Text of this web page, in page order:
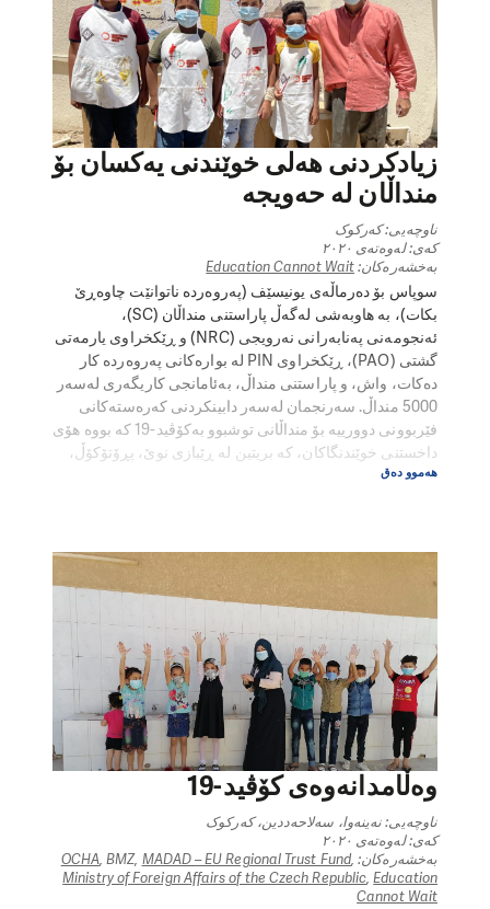
زیادکردنی هەلی خوێندنی یەکسان بۆ
منداڵان لە حەویجە
ناوچەیی: کەرکوک
کەی: لەوەتەی ٢٠٢٠
بەخشەرەکان:Education Cannot Wait
سوپاس بۆ دەرماڵەی یونیسێف (پەروەردە ناتوانێت چاوەڕێ
بکات)، بە هاوبەشی لەگەڵ پاراستنی منداڵان (SC)،
ئەنجومەنی پەنابەرانی نەرویجی (NRC) و ڕێکخراوی یارمەتی
گشتی (PAO)، ڕێکخراوی PIN لە بوارەکانی پەروەردە کار
دەکات، واش، و پاراستنی منداڵ، بەئامانجی کاریگەری لەسەر
5000 منداڵ. سەرنجمان لەسەر دابینکردنی کەرەستەکانی
فێربوونی دوورییە بۆ منداڵانی توشبوو بەکۆڤید-19 کە بووە هۆی
داخستنی خوێندنگاکان، کە بریتین لە ڕێبازی نوێ، پڕۆتۆکۆڵ،
هەموو دەق
وەڵامدانەوەی کۆڤید-19
ناوچەیی: نەینەوا، سەلاحەددین، کەرکوک
کەی: لەوەتەی ٢٠٢٠
بەخشەرەکان:
OCHA, BMZ, MADAD – EU Regional Trust Fund,
Ministry of Foreign Affairs of the Czech Republic,Education
Cannot Wait